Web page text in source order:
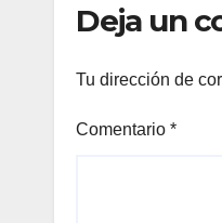
Deja un
Tu dirección de
Comentario *